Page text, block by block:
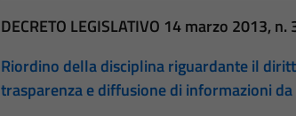
DECRETO LEGISLATIVO 14 marzo 2013, n.
Riordino della disciplina riguardante il
trasparenza e diffusione di informazioni